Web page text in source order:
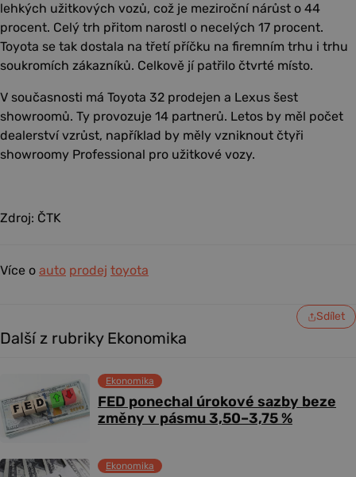
lehkých užitkových vozů, což je meziroční nárůst o 44
procent. Celý trh přitom narostl o necelých 17 procent.
Toyota se tak dostala na třetí příčku na firemním trhu i trhu
soukromích zákazníků. Celkově jí patřilo čtvrté místo.
V současnosti má Toyota 32 prodejen a Lexus šest
showroomů. Ty provozuje 14 partnerů. Letos by měl počet
dealerství vzrůst, například by měly vzniknout čtyři
showroomy Professional pro užitkové vozy.
Zdroj: ČTK
Více o auto prodej toyota
Sdílet
Další z rubriky Ekonomika
FED ponechal úrokové sazby beze
změny v pásmu 3,50–3,75 %
Ekonomika
Ekonomika